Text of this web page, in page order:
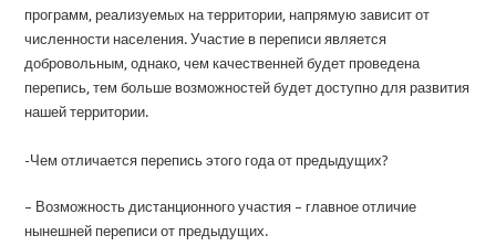
программ, реализуемых на территории, напрямую зависит от
численности населения. Участие в переписи является
добровольным, однако, чем качественней будет проведена
перепись, тем больше возможностей будет доступно для развития
нашей территории.
-Чем отличается перепись этого года от предыдущих?
– Возможность дистанционного участия – главное отличие
нынешней переписи от предыдущих.